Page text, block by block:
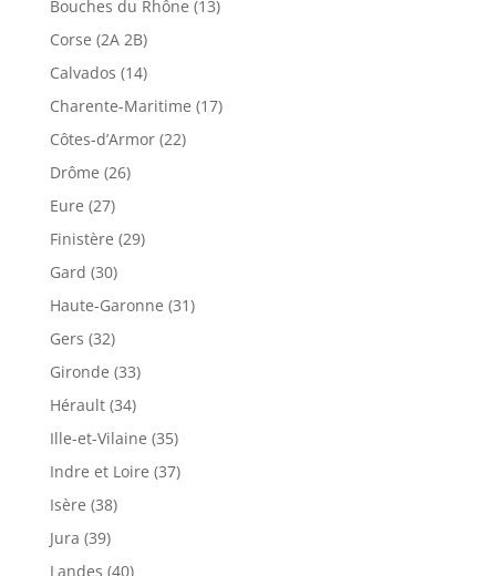
Bouches du Rhône (13)
Corse (2A 2B)
Calvados (14)
Charente-Maritime (17)
Côtes-d’Armor (22)
Drôme (26)
Eure (27)
Finistère (29)
Gard (30)
Haute-Garonne (31)
Gers (32)
Gironde (33)
Hérault (34)
Ille-et-Vilaine (35)
Indre et Loire (37)
Isère (38)
Jura (39)
Landes (40)